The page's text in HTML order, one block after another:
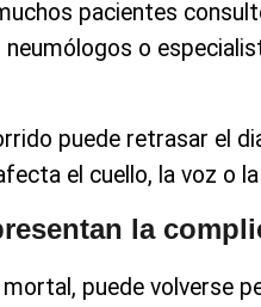
pacientes
o
puede retrasar el
el cuello, la voz o
la
puede volverse